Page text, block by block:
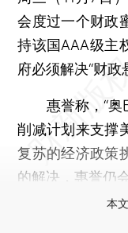
会度过一个财政
持该国AAA级主
府必须解决“财政
惠誉称，“奥
削减计划来支撑
复苏的经济政策
的解决，惠誉仍
本